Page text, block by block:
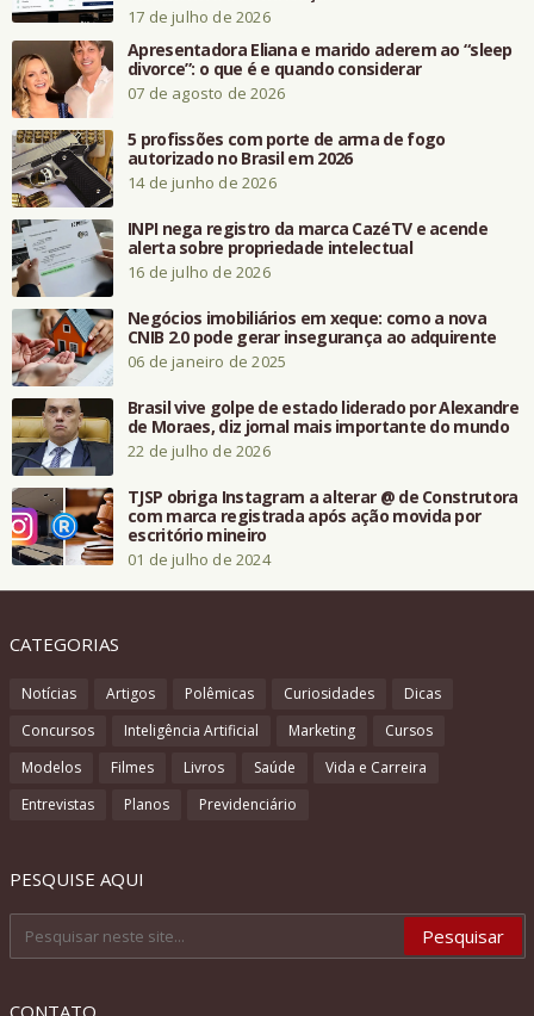
17 de julho de 2026
Apresentadora Eliana e marido aderem ao “sleep
divorce”: o que é e quando considerar
07 de agosto de 2026
5 profissões com porte de arma de fogo
autorizado no Brasil em 2026
14 de junho de 2026
INPI nega registro da marca CazéTV e acende
alerta sobre propriedade intelectual
16 de julho de 2026
Negócios imobiliários em xeque: como a nova
CNIB 2.0 pode gerar insegurança ao adquirente
06 de janeiro de 2025
Brasil vive golpe de estado liderado por Alexandre
de Moraes, diz jornal mais importante do mundo
22 de julho de 2026
TJSP obriga Instagram a alterar @ de Construtora
com marca registrada após ação movida por
escritório mineiro
01 de julho de 2024
CATEGORIAS
Notícias Artigos Polêmicas Curiosidades
Dicas
Concursos
Inteligência Artificial Marketing
Cursos
Modelos
Filmes Livros Saúde
Vida e Carreira
Entrevistas
Planos Previdenciário
PESQUISE AQUI
CONTATO